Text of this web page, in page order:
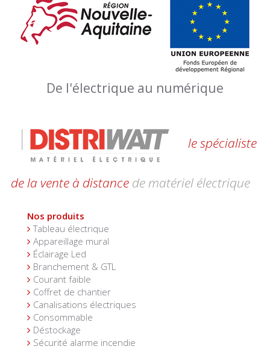
De l'électrique au numérique
le spécialiste
de la vente à distance de matériel électrique
Nos produits
Tableau électrique
Appareillage mural
Éclairage Led
Branchement & GTL
Courant faible
Coffret de chantier
Canalisations électriques
Consommable
Déstockage
Sécurité alarme incendie